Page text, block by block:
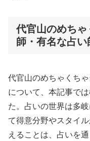
代官山のめち
師・有名な占
代官山のめちゃくち
について、本記事で
た。占いの世界は多
て得意分野やスタイ
えることは、占いを